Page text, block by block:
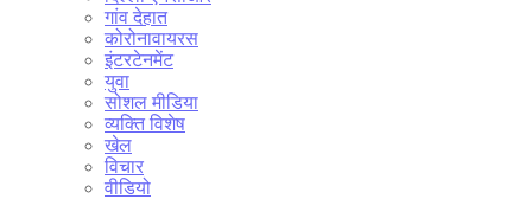
गांव देहात
कोरोनावायरस
इंटरटेनमेंट
युवा
सोशल मीडिया
व्यक्ति विशेष
खेल
विचार
वीडियो